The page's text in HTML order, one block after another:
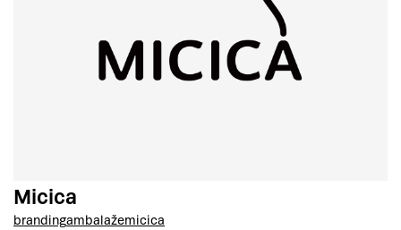
Micica
brandingambalažemicica